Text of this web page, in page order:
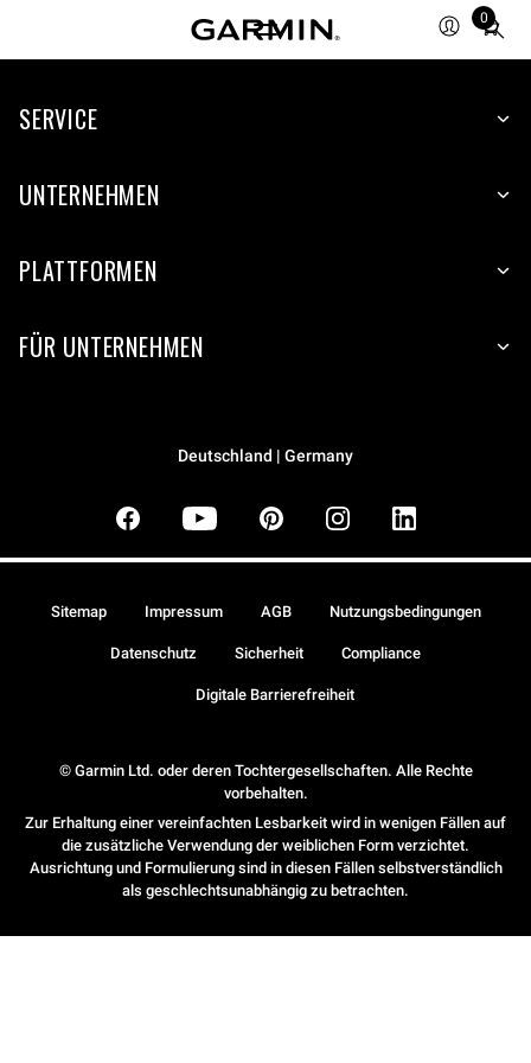
0
Total
items
cart:
SERVICE
UNTERNEHMEN
PLATTFORMEN
FÜR UNTERNEHMEN
Deutschland | Germany
© Garmin Ltd. oder deren Tochtergesellschaften. Alle Rechte
vorbehalten.
Zur Erhaltung einer vereinfachten Lesbarkeit wird in wenigen Fällen auf
die zusätzliche Verwendung der weiblichen Form verzichtet.
Ausrichtung und Formulierung sind in diesen Fällen selbstverständlich
als geschlechtsunabhängig zu betrachten.
Sitemap Impressum AGB Nutzungsbedingungen
Datenschutz Sicherheit Compliance
Digitale Barrierefreiheit